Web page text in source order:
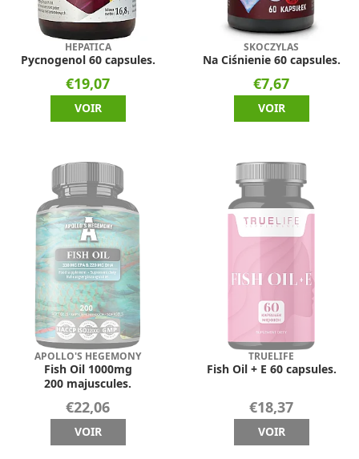
HEPATICA
Pycnogenol 60 capsules.
€19,07
VOIR
SKOCZYLAS
Na Ciśnienie 60 capsules.
€7,67
VOIR
APOLLO'S HEGEMONY
Fish Oil 1000mg
200 majuscules.
€22,06
VOIR
TRUELIFE
Fish Oil + E 60 capsules.
€18,37
VOIR